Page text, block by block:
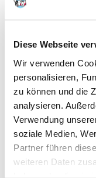
Diese Webseite
Wir verwenden
personalisieren,
zu können und die
analysieren.
Verwendung
soziale Medien,
Partner führen
weiteren Daten
Aggressiver
die
und wie
umgehen?
SZYMON WISZCZ
Aggressionen bei
der Gefahr und